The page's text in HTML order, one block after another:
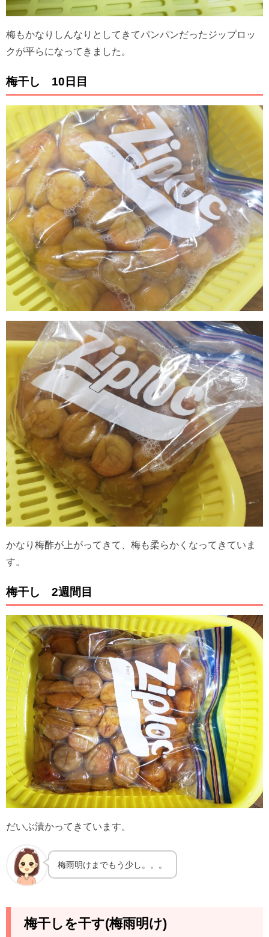
梅もかなりしんなりとしてきてパンパンだったジップロッ
クが平らになってきました。
梅干し 10日目
かなり梅酢が上がってきて、梅も柔らかくなってきていま
す。
梅干し 2週間目
だいぶ漬かってきています。
梅雨明けまでもう少し。。。
梅干しを干す(梅雨明け)